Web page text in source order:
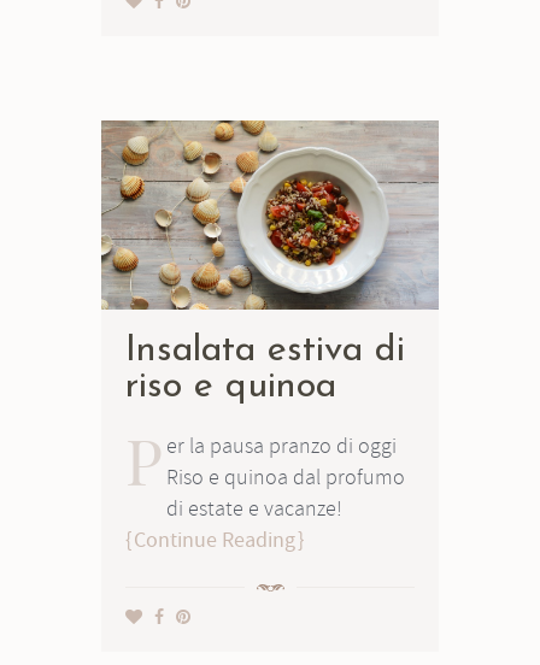
Insalata estiva di
riso e quinoa
P er la pausa pranzo di oggi
Riso e quinoa dal profumo
di estate e vacanze!
Continue Reading